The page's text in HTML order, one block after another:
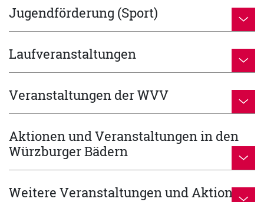
Jugendförderung (Sport)
Laufveranstaltungen
Veranstaltungen der WVV
Aktionen und Veranstaltungen in den
Würzburger Bädern
Weitere Veranstaltungen und Aktionen